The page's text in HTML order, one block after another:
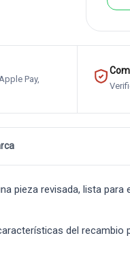
Pay,
pieza revisada, lista para
del recambio